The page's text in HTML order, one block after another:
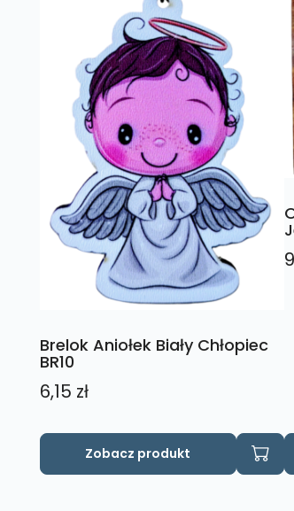
Brelok Aniołek Biały Chłopiec
BR10
6,15 zł
Zobacz produkt